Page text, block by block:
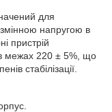
для
напругою в
пристрій
в межах 220 ± 5%, що
стабілізації.